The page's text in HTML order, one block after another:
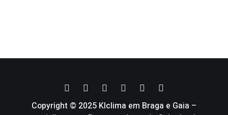
Copyright © 2025 Klclima em Braga e Gaia –